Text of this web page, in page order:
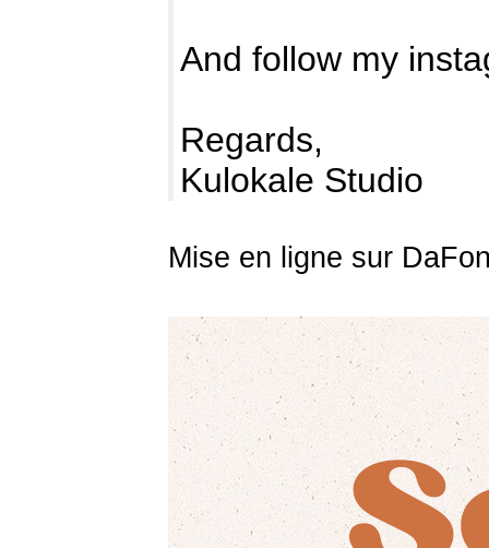
And follow my
Regards,
Kulokale Studio
Mise en ligne sur